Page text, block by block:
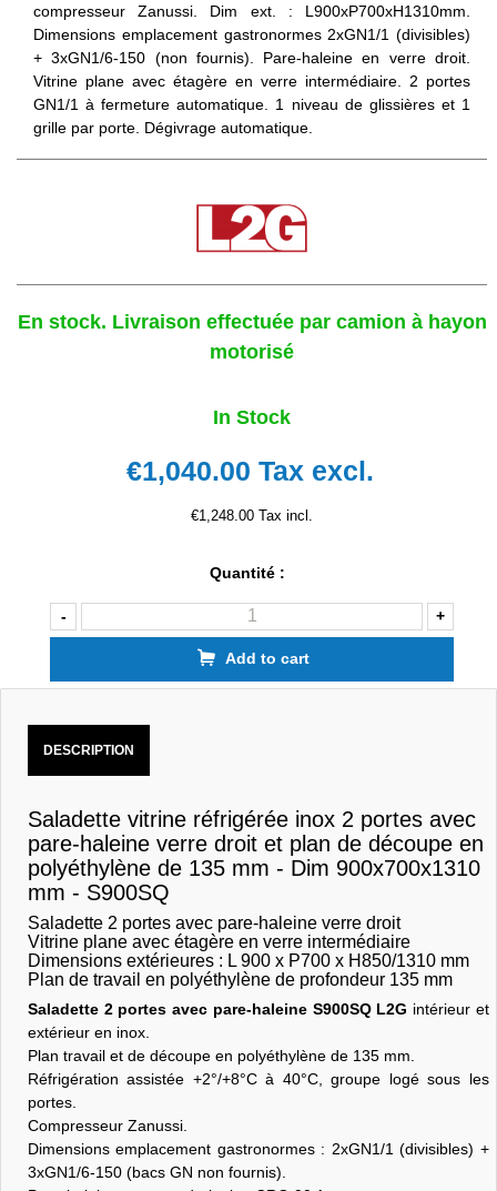
compresseur Zanussi. Dim ext. : L900xP700xH1310mm.
Dimensions emplacement gastronormes 2xGN1/1 (divisibles)
+ 3xGN1/6-150 (non fournis). Pare-haleine en verre droit.
Vitrine plane avec étagère en verre intermédiaire. 2 portes
GN1/1 à fermeture automatique. 1 niveau de glissières et 1
grille par porte. Dégivrage automatique.
En stock. Livraison effectuée par camion à hayon
motorisé
In Stock
€1,040.00 Tax excl.
€1,248.00 Tax incl.
Quantité :
- +
Add to cart
DESCRIPTION
Saladette vitrine réfrigérée inox 2 portes avec
pare-haleine verre droit et plan de découpe en
polyéthylène de 135 mm - Dim 900x700x1310
mm - S900SQ
Saladette 2 portes avec pare-haleine verre droit
Vitrine plane avec étagère en verre intermédiaire
Dimensions extérieures : L 900 x P700 x H850/1310 mm
Plan de travail en polyéthylène de profondeur 135 mm
Saladette 2 portes avec pare-haleine S900SQ L2G intérieur et
extérieur en inox.
Plan travail et de découpe en polyéthylène de 135 mm.
Réfrigération assistée +2°/+8°C à 40°C, groupe logé sous les
portes.
Compresseur Zanussi.
Dimensions emplacement gastronormes : 2xGN1/1 (divisibles) +
3xGN1/6-150 (bacs GN non fournis).